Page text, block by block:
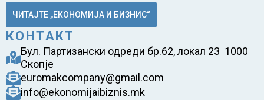
ЧИТАЈТЕ „ЕКОНОМИЈА И БИЗНИС“
КОНТАКТ
Бул. Партизански одреди бр.62, локал 23 1000
Скопје
euromakcompany@gmail.com
info@ekonomijaibiznis.mk